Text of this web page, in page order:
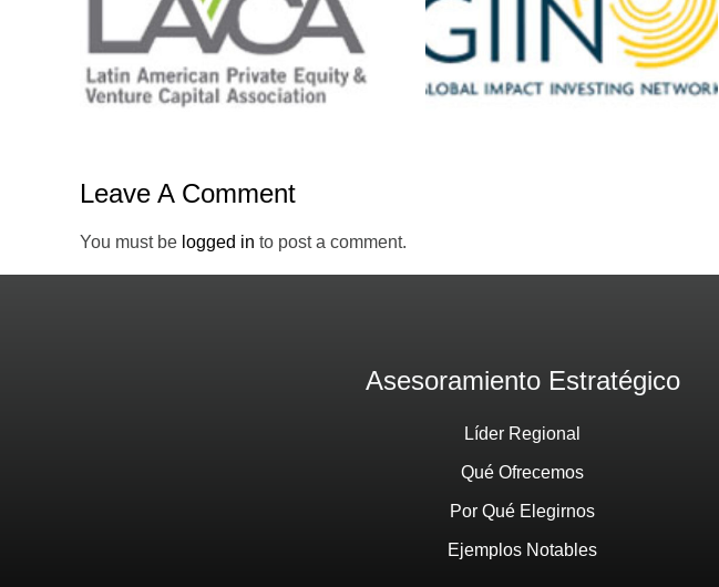
GIIN Yo-Emprendedor
Leave A Comment
You must be logged in to post a comment.
Asesoramiento Estratégico
Líder Regional
Qué Ofrecemos
Por Qué Elegirnos
Ejemplos Notables